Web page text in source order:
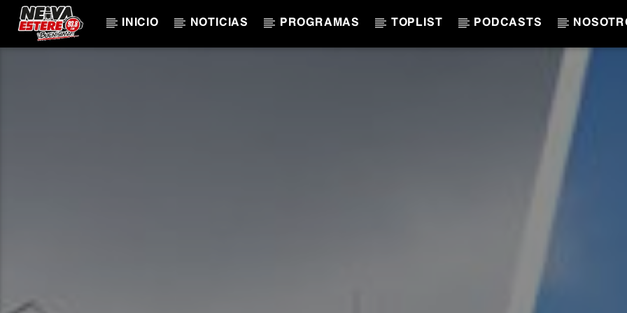
INICIO NOTICIAS PROGRAMAS TOPLIST PODCASTS